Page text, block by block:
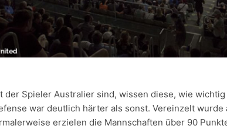
der Spieler Australier sind, wissen diese, wie
war deutlich härter als sonst. Vereinzelt
erzielen die Mannschaften über 90